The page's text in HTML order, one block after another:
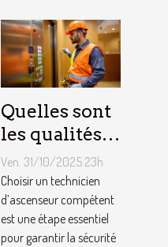
Quelles sont
les qualités à
rechercher
chez un
technicien
d’ascenseur ?
Ven. 31/10/2025 23h
Choisir un technicien
d’ascenseur compétent
est une étape essentiel
pour garantir la sécurité